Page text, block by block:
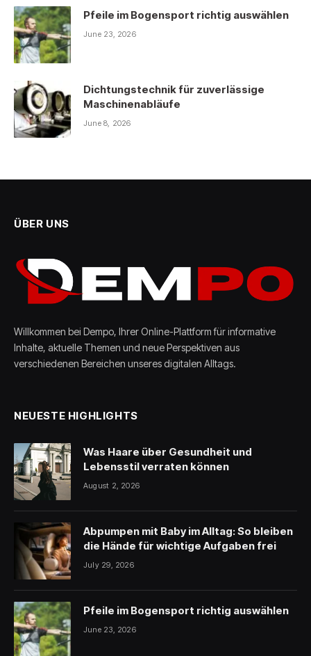
Pfeile im Bogensport richtig auswählen
June 23, 2026
Dichtungstechnik für zuverlässige
Maschinenabläufe
June 8, 2026
ÜBER UNS
Willkommen bei Dempo, Ihrer Online-Plattform für informative
Inhalte, aktuelle Themen und neue Perspektiven aus
verschiedenen Bereichen unseres digitalen Alltags.
NEUESTE HIGHLIGHTS
Was Haare über Gesundheit und
Lebensstil verraten können
August 2, 2026
Abpumpen mit Baby im Alltag: So bleiben
die Hände für wichtige Aufgaben frei
July 29, 2026
Pfeile im Bogensport richtig auswählen
June 23, 2026